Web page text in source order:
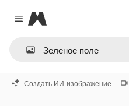
Close menu
Magnific
Создать ИИ-изображение